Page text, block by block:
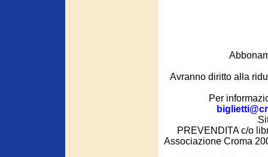
Avranno diritto alla
Per
PREVENDITA c/o
Associazione Croma